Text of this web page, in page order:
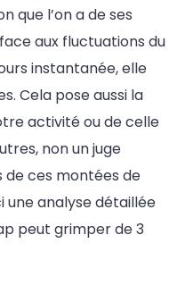
que l’on a de ses
aux fluctuations du
instantanée, elle
Cela pose aussi la
activité ou de celle
non un juge
de ces montées de
une analyse détaillée
peut grimper de 3